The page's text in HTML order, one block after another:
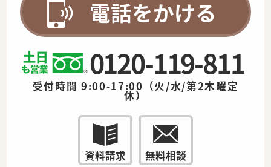
電話をかける
0120-119-811
受付時間 9:00-17:00（火/水/第2木曜定
休）
資料請求 無料相談